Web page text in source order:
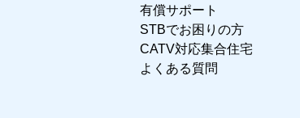
有償サポート
STBでお困りの方
CATV対応集合住宅
よくある質問